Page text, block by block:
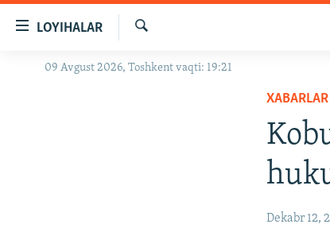
Бош
LOYIHALAR
OZODLIK SURISHTIRUVLARI
Излаш
09 Avgust 2026, Toshkent vaqti: 19:21
XABARLAR
Dekabr 12,